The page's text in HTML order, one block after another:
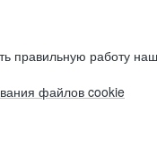
работу
файлов cookie